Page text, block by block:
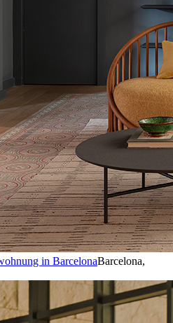
in BarcelonaBarcelona,